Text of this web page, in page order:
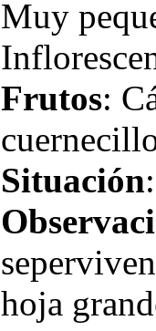
Muy
Frutos:
Situación
hoja